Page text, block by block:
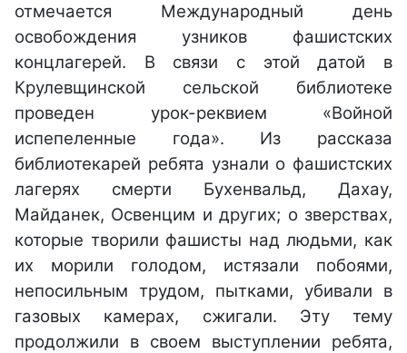
отмечается Международный день
освобождения узников фашистских
концлагерей. В связи с этой датой в
Крулевщинской сельской библиотеке
проведен урок-реквием «Войной
испепеленные года». Из рассказа
библиотекарей ребята узнали о фашистских
лагерях смерти Бухенвальд, Дахау,
Майданек, Освенцим и других; о зверствах,
которые творили фашисты над людьми, как
их морили голодом, истязали побоями,
непосильным трудом, пытками, убивали в
газовых камерах, сжигали. Эту тему
продолжили в своем выступлении ребята,